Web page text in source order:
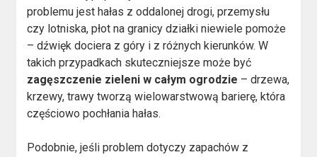
problemu jest hałas z oddalonej drogi, przemysłu
czy lotniska, płot na granicy działki niewiele pomoże
– dźwięk dociera z góry i z różnych kierunków. W
takich przypadkach skuteczniejsze może być
zagęszczenie zieleni w całym ogrodzie – drzewa,
krzewy, trawy tworzą wielowarstwową barierę, która
częściowo pochłania hałas.
Podobnie, jeśli problem dotyczy zapachów z